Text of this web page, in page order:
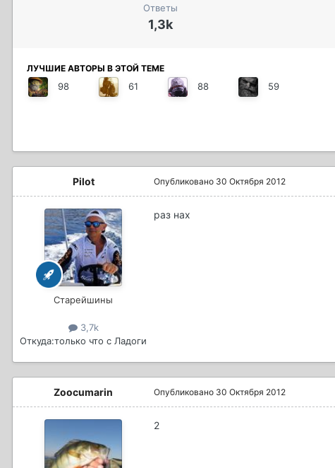
Ответы
1,3k
ЛУЧШИЕ АВТОРЫ В ЭТОЙ ТЕМЕ
98 61 88 59
Pilot
Старейшины
3,7k
Откуда:только что с Ладоги
Опубликовано 30 Октября 2012
раз нах
Zoocumarin Опубликовано 30 Октября 2012
2